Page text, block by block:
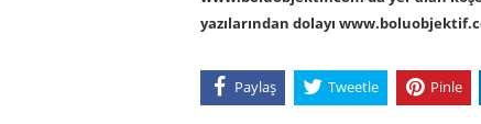
yazılarından dolayı
Paylaş Tweetle Pinle